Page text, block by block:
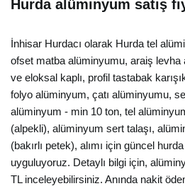
Hurda alüminyum satış
İnhisar Hurdacı olarak Hurda tel
ofset matba alüminyumu, araiş levha
ve eloksal kaplı, profil tastabak
folyo alüminyum, çatı alüminyumu,
alüminyum - min 10 ton, tel
(alpekli), alüminyum sert talaşı,
(bakırlı petek), alımı için güncel
uyguluyoruz. Detaylı bilgi için,
TL inceleyebilirsiniz. Anında nakit